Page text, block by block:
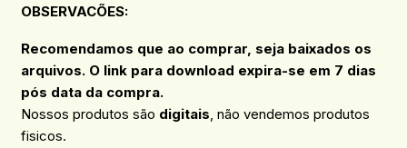
OBSERVACÕES:
Recomendamos que ao comprar, seja baixados os
arquivos. O link para download expira-se em 7 dias
pós data da compra.
Nossos produtos são digitais, não vendemos produtos
fisicos.